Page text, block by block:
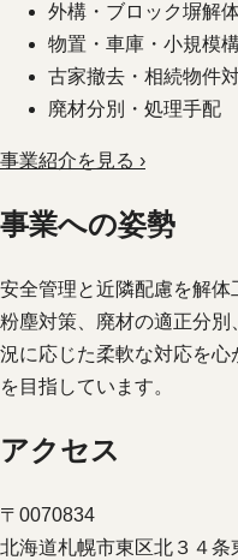
外構・ブロック塀解
物置・車庫・小規模
古家撤去・相続物件
廃材分別・処理手配
事業紹介を見る ›
事業への姿勢
安全管理と近隣配慮を解体
粉塵対策、廃材の適正分
況に応じた柔軟な対応を
を目指しています。
アクセス
〒0070834
北海道札幌市東区北３４条